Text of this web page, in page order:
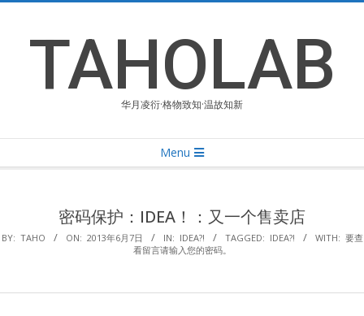
contentTAHOLAB
华月凌衍·格物致知·温故知新
Navigation
Menu
密码保护：IDEA！：又一个售卖店
BY: TAHO ON: 2013年6月7日 IN: IDEA?! TAGGED: IDEA?! WITH: 要查
看留言请输入您的密码。